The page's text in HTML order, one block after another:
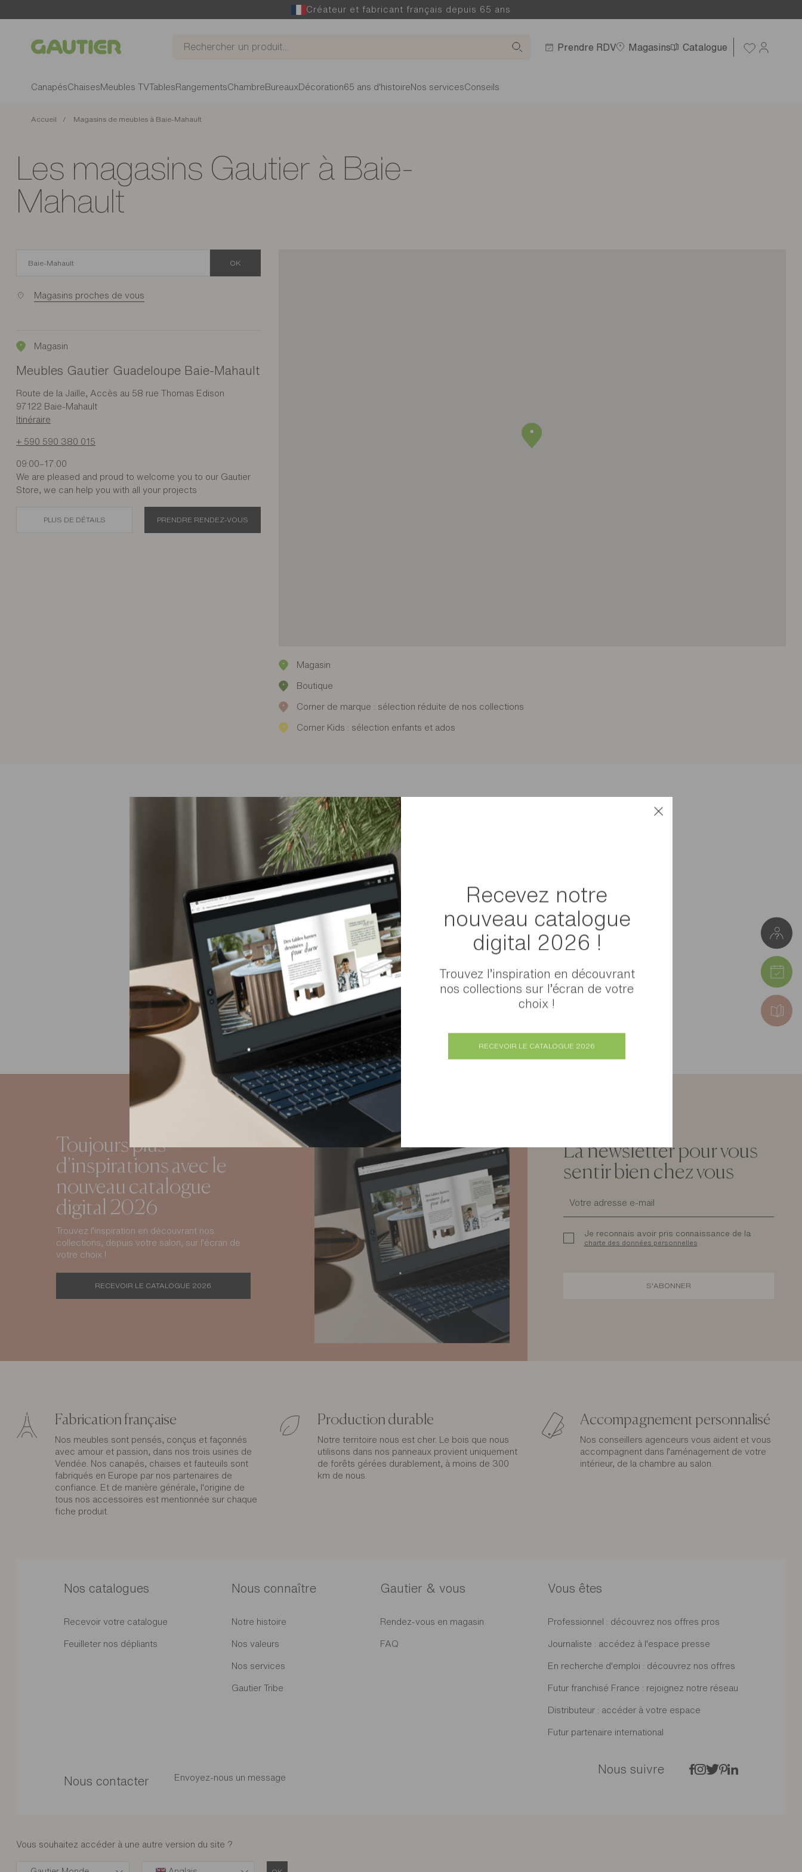
Créateur et fabricant français depuis 65 ans
Gautier Prendre RDV Magasins Catalogue
CanapésChaises Meubles TVTables RangementsChambre Bureaux Décoration65 ans d'histoire Nos servicesConseils
Accueil Magasins de meubles à Baie-Mahault
Les magasins Gautier à Baie-
Mahault
OK
Magasins proches de vous
Magasin
Meubles Gautier Guadeloupe Baie-Mahault
Route de la Jaille, Accès au 58 rue Thomas Edison
97122 Baie-Mahault
Itinéraire
+ 590 590 380 015
09:00–17:00
We are pleased and proud to welcome you to our Gautier
Store, we can help you with all your projects
PLUS DE DÉTAILS PRENDRE RENDEZ-VOUS
Magasin
Boutique
Corner de marque : sélection réduite de nos collections
Corner Kids : sélection enfants et ados
Gautier dans le monde
Moyen-Orient
Amérique
Recevez notre
nouveau catalogue
digital 2026 !
Trouvez l’inspiration en découvrant
nos collections sur l’écran de votre
choix !
RECEVOIR LE CATALOGUE 2026
Toujours plus
d'inspirations avec le
nouveau catalogue
digital 2026
Trouvez l’inspiration en découvrant nos
collections, depuis votre salon, sur l’écran de
votre choix !
RECEVOIR LE CATALOGUE 2026
La newsletter pour vous
sentir bien chez vous
Je reconnais avoir pris connaissance de la
charte des données personnelles
S'ABONNER
Fabrication française
Nos meubles sont pensés, conçus et façonnés
avec amour et passion, dans nos trois usines de
Vendée. Nos canapés, chaises et fauteuils sont
fabriqués en Europe par nos partenaires de
confiance. Et de manière générale, l'origine de
tous nos accessoires est mentionnée sur chaque
fiche produit.
Production durable
Notre territoire nous est cher. Le bois que nous
utilisons dans nos panneaux provient uniquement
de forêts gérées durablement, à moins de 300
km de nous.
Accompagnement personnalisé
Nos conseillers agenceurs vous aident et vous
accompagnent dans l’aménagement de votre
intérieur, de la chambre au salon.
Nos catalogues
Recevoir votre catalogue
Feuilleter nos dépliants
Nous connaître
Notre histoire
Nos valeurs
Nos services
Gautier Tribe
Gautier & vous
Rendez-vous en magasin
FAQ
Vous êtes
Professionnel : découvrez nos offres pros
Journaliste : accédez à l'espace presse
En recherche d'emploi : découvrez nos offres
Futur franchisé France : rejoignez notre réseau
Distributeur : accéder à votre espace
Futur partenaire international
Nous contacter Envoyez-nous un message
Nous suivre
Vous souhaitez accéder à une autre version du site ?